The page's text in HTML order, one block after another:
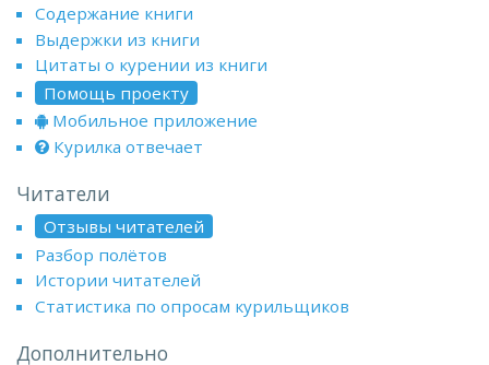
Содержание книги
Выдержки из книги
Цитаты о курении из книги
Помощь проекту
Мобильное приложение
Курилка отвечает
Читатели
Отзывы читателей
Разбор полётов
Истории читателей
Статистика по опросам курильщиков
Дополнительно